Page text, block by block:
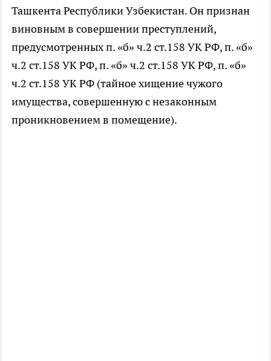
Ташкента Республики Узбекистан. Он признан
виновным в совершении преступлений,
предусмотренных п. «б» ч.2 ст.158 УК РФ, п. «б»
ч.2 ст.158 УК РФ, п. «б» ч.2 ст.158 УК РФ, п. «б»
ч.2 ст.158 УК РФ (тайное хищение чужого
имущества, совершенную с незаконным
проникновением в помещение).